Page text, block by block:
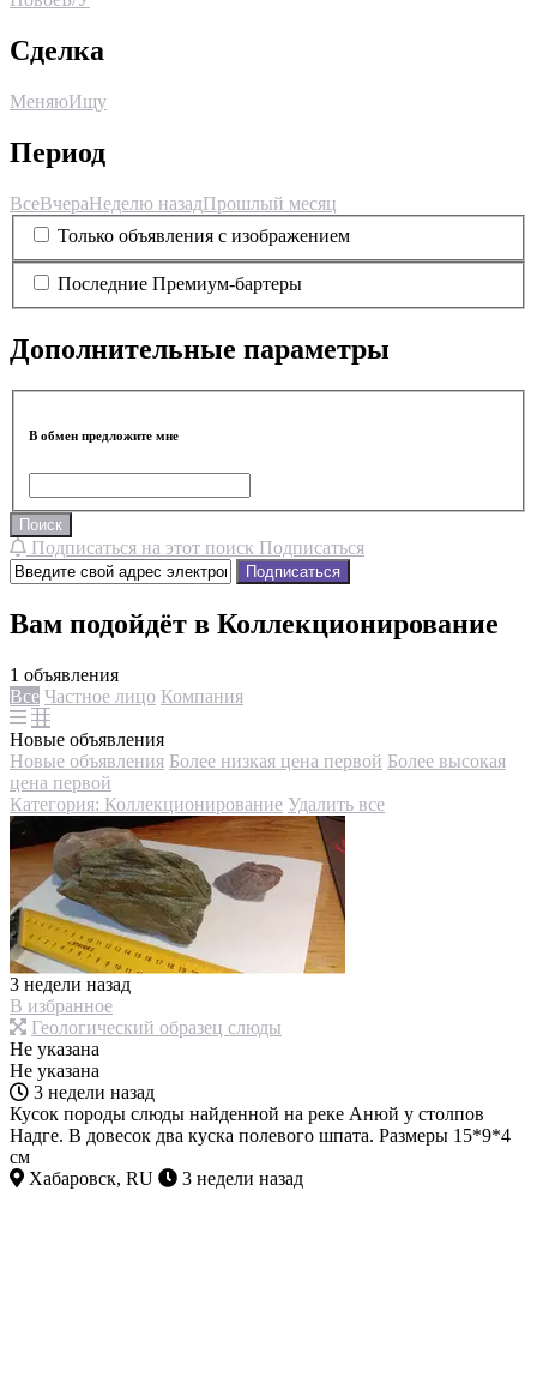
Сделка
МеняюИщу
Период
ВсеВчераНеделю назадПрошлый месяц
Только объявления с изображением
Последние Премиум-бартеры
Дополнительные параметры
В обмен предложите мне
Поиск
Подписаться на этот поиск Подписаться
Подписаться
Вам подойдёт в Коллекционирование
1 объявления
Все Частное лицо Компания
Новые объявления
Новые объявления Более низкая цена первой Более высокая
цена первой
Категория: Коллекционирование Удалить все
3 недели назад
В избранное
Геологический образец слюды
Не указана
Не указана
3 недели назад
Кусок породы слюды найденной на реке Анюй у столпов
Надге. В довесок два куска полевого шпата. Размеры 15*9*4
см
Хабаровск, RU
3 недели назад